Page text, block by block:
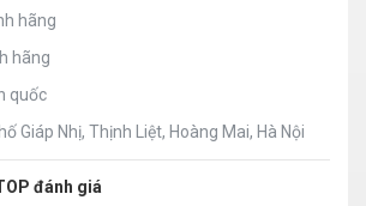
hãng
hãng
quốc
Giáp Nhị, Thịnh Liệt, Hoàng Mai, Hà Nội
đánh giá